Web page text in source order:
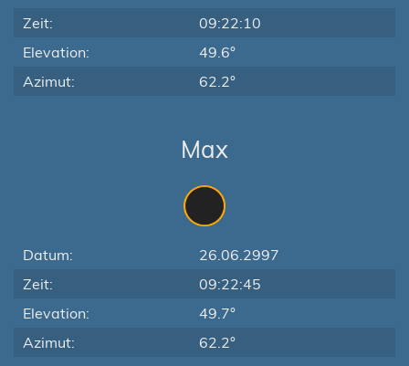
Zeit:
09:22:10
Elevation:
49.6°
Azimut:
62.2°
Max
Datum:
26.06.2997
Zeit:
09:22:45
Elevation:
49.7°
Azimut:
62.2°